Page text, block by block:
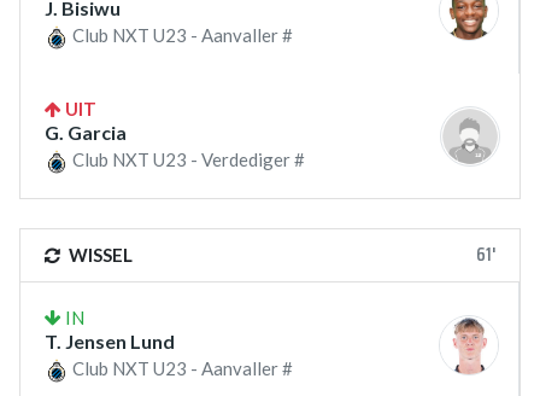
J. Bisiwu
Club NXT U23 - Aanvaller #
UIT
G. Garcia
Club NXT U23 - Verdediger #
WISSEL 61'
IN
T. Jensen Lund
Club NXT U23 - Aanvaller #